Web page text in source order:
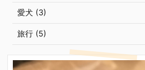
愛犬 (3)
旅行 (5)